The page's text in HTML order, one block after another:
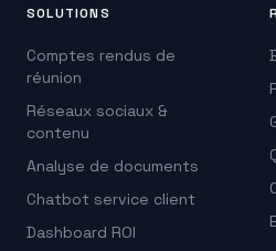
SOLUTIONS
Comptes rendus de
réunion
Réseaux sociaux &
contenu
Analyse de documents
Chatbot service client
Dashboard ROI